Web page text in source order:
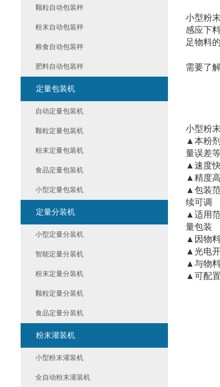
小型粉
感应下
足物料
需要了
小型粉
▲本粉
量误差
▲速度
▲精度
▲包装
续可调
▲适用
量包装
▲因物
▲光电
▲与物
▲可配
颗粒自动包装秤
粉末自动包装秤
粮食自动包装秤
肥料自动包装秤
定量包装机
自动定量包装机
颗粒定量包装机
粉末定量包装机
食品定量包装机
小型定量包装机
定量分装机
小型定量分装机
智能定量分装机
粉末定量分装机
颗粒定量分装机
食品定量分装机
粉末灌装机
小型粉末灌装机
全自动粉末灌装机